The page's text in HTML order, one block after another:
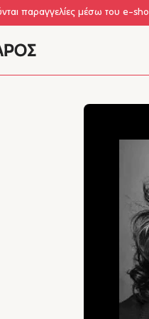
παραγγελίες μέσω του e-